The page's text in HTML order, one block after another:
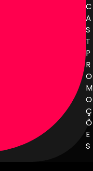
C
A
S
T
P
R
O
M
O
Ç
Õ
E
S